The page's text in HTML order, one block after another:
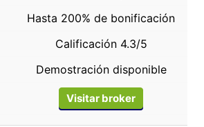
Hasta 200% de bonificación
Calificación 4.3/5
Demostración disponible
Visitar broker